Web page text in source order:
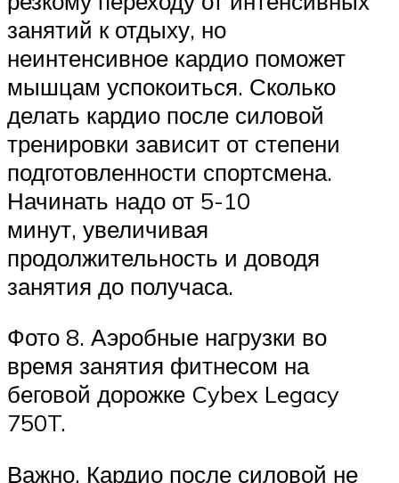
занятий к отдыху, но
неинтенсивное кардио поможет
мышцам успокоиться. Сколько
делать кардио после силовой
тренировки зависит от степени
подготовленности спортсмена.
Начинать надо от 5-10
минут, увеличивая
продолжительность и доводя
занятия до получаса.
Фото 8. Аэробные нагрузки во
время занятия фитнесом на
беговой дорожке Cybex Legacy
750T.
Важно. Кардио после силовой не